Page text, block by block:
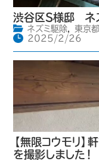
渋谷区S様邸 ネ
ネズミ駆除, 東京都
2025/2/26
【無限コウモリ
を撮影しました！